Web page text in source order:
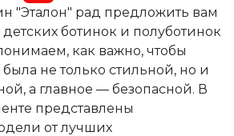
"Эталон" рад предложить вам
ботинок и полуботинок
как важно, чтобы
не только стильной, но и
а главное — безопасной. В
представлены
от лучших